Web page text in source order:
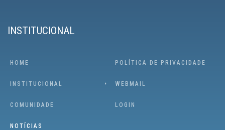
INSTITUCIONAL
HOME
INSTITUCIONAL
COMUNIDADE
NOTÍCIAS
POLÍTICA DE PRIVACIDADE
WEBMAIL
LOGIN